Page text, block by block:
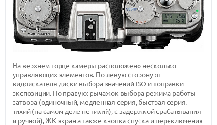
На верхнем торце камеры расположено несколько
управляющих элементов. По левую сторону от
видоискателя диски выбора значений ISO и поправки
экспозиции. По правую: рычажок выбора режима работы
затвора (одиночный, медленная серия, быстрая серия,
тихий (на самом деле не тихий), с задержкой срабатывания
и ручной), ЖК-экран а также кнопка спуска и переключения